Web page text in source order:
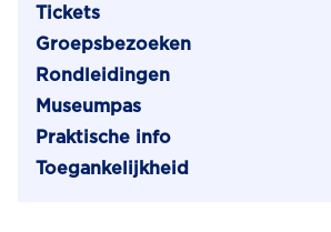
Tickets
Groepsbezoeken
Rondleidingen
Museumpas
Praktische info
Toegankelijkheid